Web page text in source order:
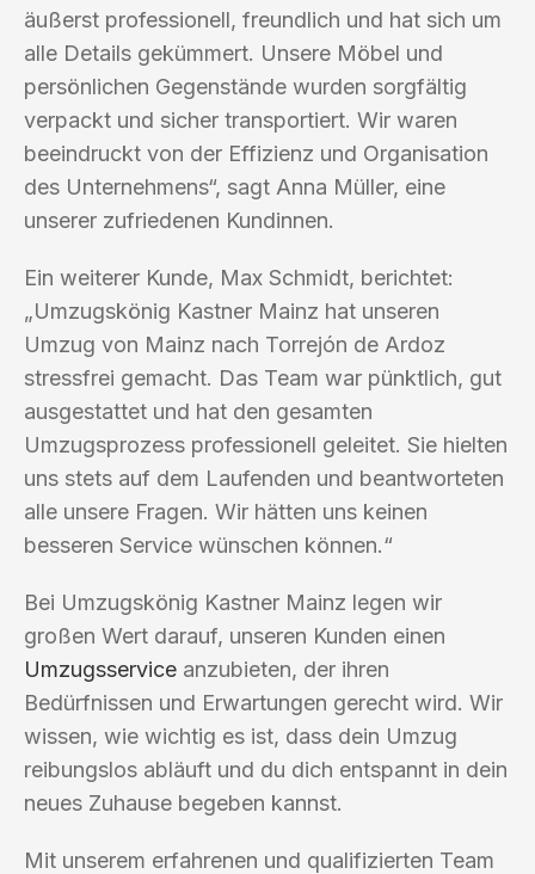
äußerst professionell, freundlich und hat sich um
alle Details gekümmert. Unsere Möbel und
persönlichen Gegenstände wurden sorgfältig
verpackt und sicher transportiert. Wir waren
beeindruckt von der Effizienz und Organisation
des Unternehmens“, sagt Anna Müller, eine
unserer zufriedenen Kundinnen.
Ein weiterer Kunde, Max Schmidt, berichtet:
„Umzugskönig Kastner Mainz hat unseren
Umzug von Mainz nach Torrejón de Ardoz
stressfrei gemacht. Das Team war pünktlich, gut
ausgestattet und hat den gesamten
Umzugsprozess professionell geleitet. Sie hielten
uns stets auf dem Laufenden und beantworteten
alle unsere Fragen. Wir hätten uns keinen
besseren Service wünschen können.“
Bei Umzugskönig Kastner Mainz legen wir
großen Wert darauf, unseren Kunden einen
Umzugsservice anzubieten, der ihren
Bedürfnissen und Erwartungen gerecht wird. Wir
wissen, wie wichtig es ist, dass dein Umzug
reibungslos abläuft und du dich entspannt in dein
neues Zuhause begeben kannst.
Mit unserem erfahrenen und qualifizierten Team